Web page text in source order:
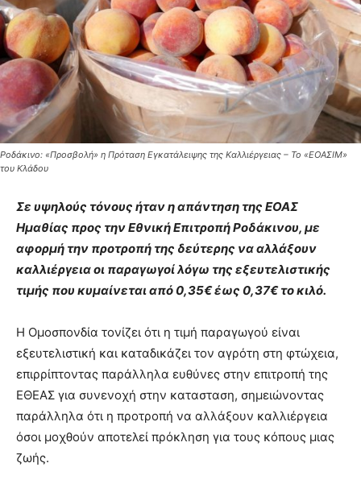
Ροδάκινο: «Προσβολή» η Πρόταση Εγκατάλειψης της Καλλιέργειας – Το «ΕΟΑΣΙΜ»
του Κλάδου
Σε υψηλούς τόνους ήταν η απάντηση της ΕΟΑΣ
Ημαθίας προς την Εθνική Επιτροπή Ροδάκινου, με
αφορμή την προτροπή της δεύτερης να αλλάξουν
καλλιέργεια οι παραγωγοί λόγω της εξευτελιστικής
τιμής που κυμαίνεται από 0,35€ έως 0,37€ το κιλό.
Η Ομοσπονδία τονίζει ότι η τιμή παραγωγού είναι
εξευτελιστική και καταδικάζει τον αγρότη στη φτώχεια,
επιρρίπτοντας παράλληλα ευθύνες στην επιτροπή της
ΕΘΕΑΣ για συνενοχή στην κατασταση, σημειώνοντας
παράλληλα ότι η προτροπή να αλλάξουν καλλιέργεια
όσοι μοχθούν αποτελεί πρόκληση για τους κόπους μιας
ζωής.